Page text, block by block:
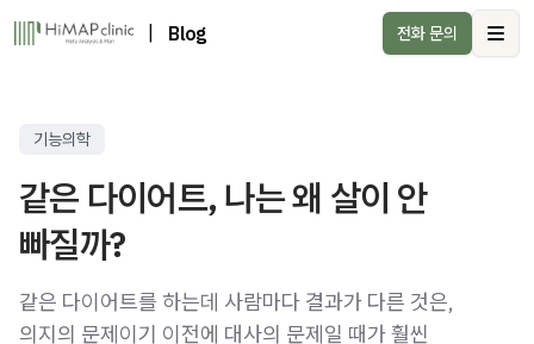
Blog 전화 문의
기능의학
같은 다이어트, 나는 왜 살이 안
빠질까?
같은 다이어트를 하는데 사람마다 결과가 다른 것은,
의지의 문제이기 이전에 대사의 문제일 때가 훨씬